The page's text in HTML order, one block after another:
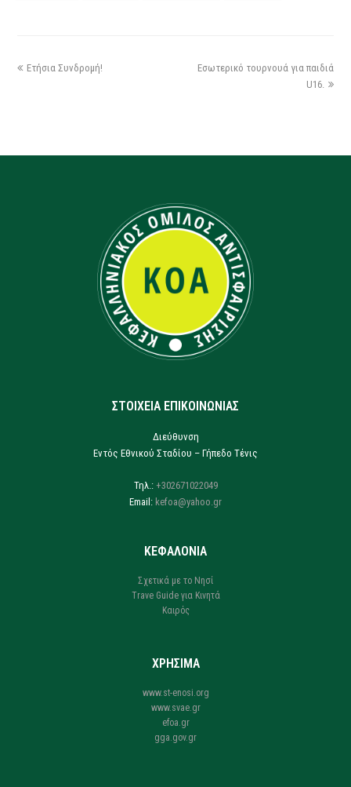
Ετήσια Συνδρομή!
Εσωτερικό τουρνουά για παιδιά
U16.
ΣΤΟΙΧΕΙΑ ΕΠΙΚΟΙΝΩΝΙΑΣ
Διεύθυνση
Εντός Εθνικού Σταδίου – Γήπεδο Τένις
Τηλ.: +302671022049
Email: kefoa@yahoo.gr
ΚΕΦΑΛΟΝΙΑ
Σχετικά με το Νησί
Trave Guide για Κινητά
Καιρός
ΧΡΗΣΙΜΑ
www.st-enosi.org
www.svae.gr
efoa.gr
gga.gov.gr